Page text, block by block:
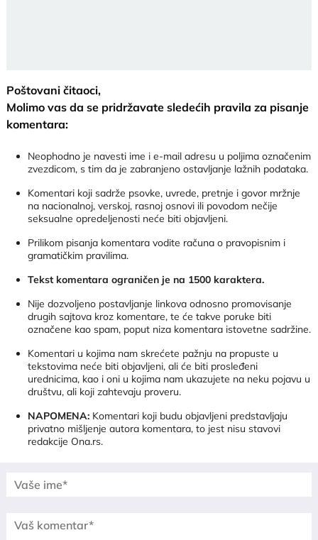
Poštovani čitaoci,
Molimo vas da se pridržavate sledećih pravila za pisanje
komentara:
Neophodno je navesti ime i e-mail adresu u poljima označenim
zvezdicom, s tim da je zabranjeno ostavljanje lažnih podataka.
Komentari koji sadrže psovke, uvrede, pretnje i govor mržnje
na nacionalnoj, verskoj, rasnoj osnovi ili povodom nečije
seksualne opredeljenosti neće biti objavljeni.
Prilikom pisanja komentara vodite računa o pravopisnim i
gramatičkim pravilima.
Tekst komentara ograničen je na 1500 karaktera.
Nije dozvoljeno postavljanje linkova odnosno promovisanje
drugih sajtova kroz komentare, te će takve poruke biti
označene kao spam, poput niza komentara istovetne sadržine.
Komentari u kojima nam skrećete pažnju na propuste u
tekstovima neće biti objavljeni, ali će biti prosleđeni
urednicima, kao i oni u kojima nam ukazujete na neku pojavu u
društvu, ali koji zahtevaju proveru.
NAPOMENA: Komentari koji budu objavljeni predstavljaju
privatno mišljenje autora komentara, to jest nisu stavovi
redakcije Ona.rs.